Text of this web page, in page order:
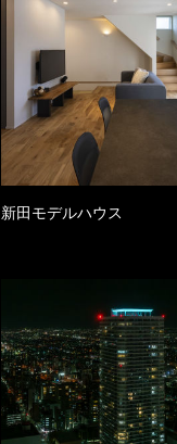
新田モデルハウス